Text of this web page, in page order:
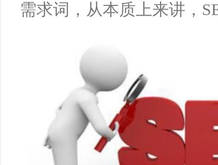
需求词，从本质上来讲，